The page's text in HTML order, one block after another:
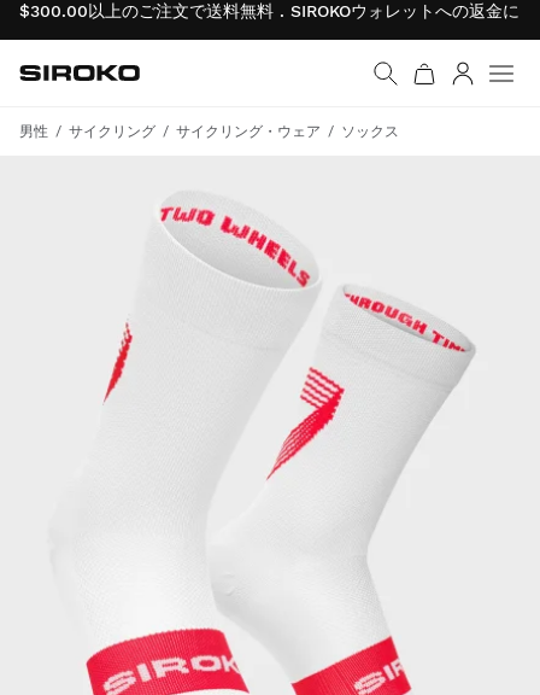
$300.00以上のご注文で送料無料 . SIROKOウォレットへの返金に
ホームページへ移動
Siroko.com
男性 サイクリング サイクリング・ウェア ソックス